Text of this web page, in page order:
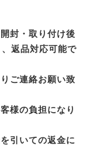
封・取り付け後
返品対応可能で
ご連絡お願い致
様の負担になり
引いての返金に